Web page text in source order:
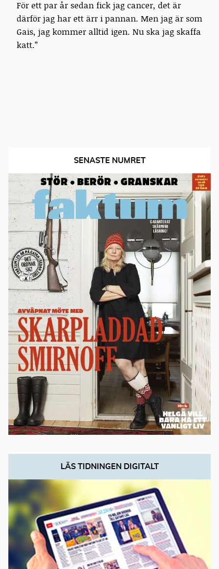
För ett par år sedan fick jag cancer, det är
därför jag har ett ärr i pannan. Men jag är som
Gais, jag kommer alltid igen. Nu ska jag skaffa
katt.”
SENASTE NUMRET
LÄS TIDNINGEN DIGITALT